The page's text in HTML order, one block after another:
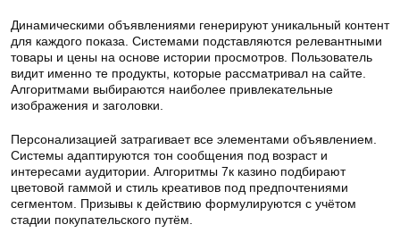
Динамическими объявлениями генерируют уникальный контент
для каждого показа. Системами подставляются релевантными
товары и цены на основе истории просмотров. Пользователь
видит именно те продукты, которые рассматривал на сайте.
Алгоритмами выбираются наиболее привлекательные
изображения и заголовки.
Персонализацией затрагивает все элементами объявлением.
Системы адаптируются тон сообщения под возраст и
интересами аудитории. Алгоритмы 7к казино подбирают
цветовой гаммой и стиль креативов под предпочтениями
сегментом. Призывы к действию формулируются с учётом
стадии покупательского путём.